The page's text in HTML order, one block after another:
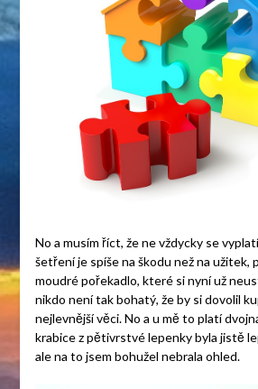
No a musím říct, že ne vždycky se
šetření je spíše na škodu než na užitek,
moudré pořekadlo, které si nyní už
nikdo není tak bohatý, že by si dovolil
nejlevnější věci. No a u mě to platí
krabice z pětivrstvé lepenky byla jistě
ale na to jsem bohužel nebrala ohled.